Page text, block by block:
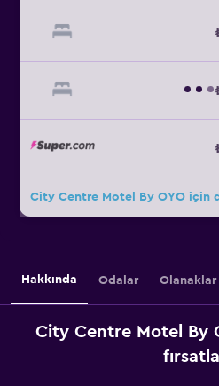
City Centre Motel By OYO için
Hakkında Odalar Olanaklar
City Centre Motel By